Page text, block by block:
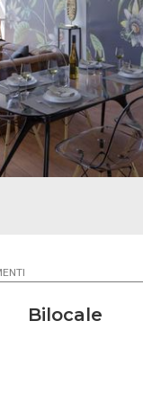
Bilocale